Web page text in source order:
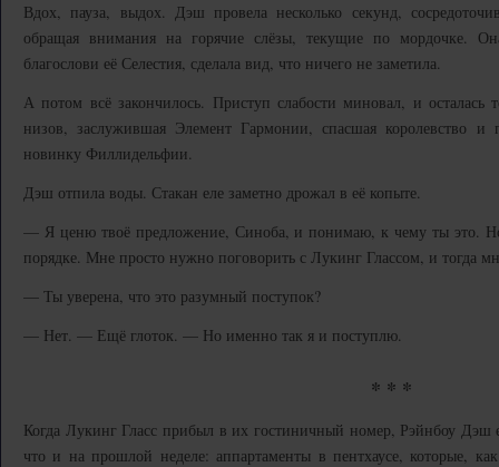
Вдох, пауза, выдох. Дэш провела несколько секунд,
обращая внимания на горячие слёзы, текущие по мордочке.
благослови её Селестия, сделала вид, что ничего не заметила.
А потом всё закончилось. Приступ слабости миновал, и осталась
низов, заслужившая Элемент Гармонии, спасшая королевство и
новинку Филлидельфии.
Дэш отпила воды. Стакан еле заметно дрожал в её копыте.
— Я ценю твоё предложение, Синоба, и понимаю, к чему ты это.
порядке. Мне просто нужно поговорить с Лукинг Глассом, и тогда
— Ты уверена, что это разумный поступок?
— Нет. — Ещё глоток. — Но именно так я и поступлю.
* * *
Когда Лукинг Гласс прибыл в их гостиничный номер, Рэйнбоу
что и на прошлой неделе: аппартаменты в пентхаусе, которые,